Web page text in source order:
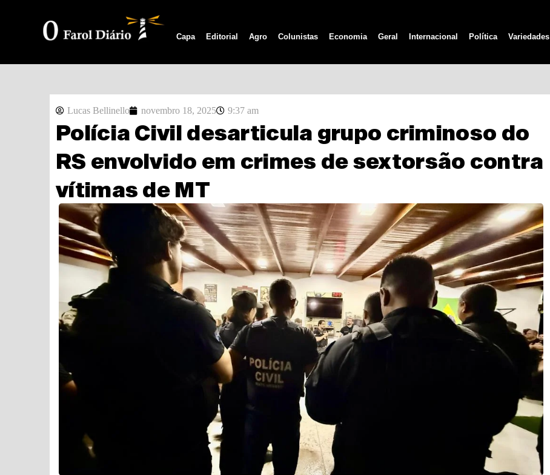
Capa Editorial Agro Colunistas Economia Geral Internacional Política Variedades
Lucas Bellinello novembro 18, 2025 9:37 am
Polícia Civil desarticula grupo criminoso do
RS envolvido em crimes de sextorsão contra
vítimas de MT